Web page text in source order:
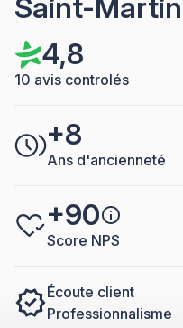
Saint-
4,8
10 avis controlés
+8
Ans d'ancienneté
+90
Score NPS
Écoute client
Professionnalisme